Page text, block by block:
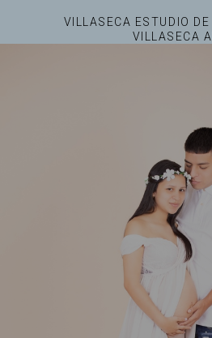
VILLASECA ESTUDIO
VILLASECA